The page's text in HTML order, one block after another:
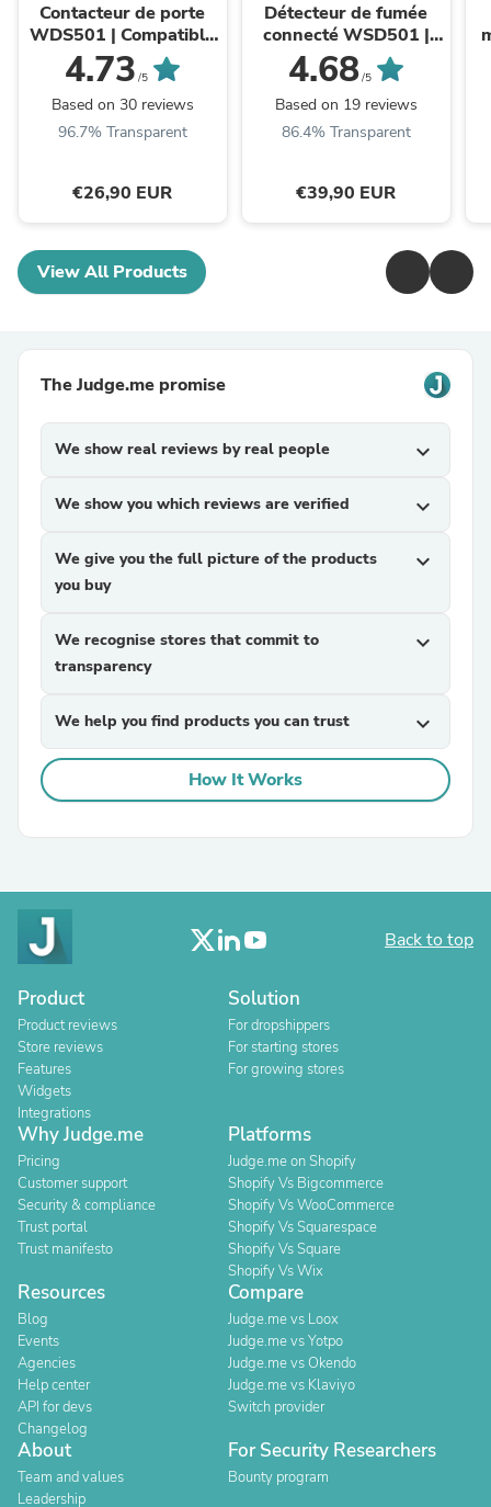
Contacteur de porte
WDS501 | Compatible
Key (SA501)
4.73 /5
Based on 30 reviews
96.7% Transparent
€26,90 EUR
Détecteur de fumée
connecté WSD501 |
Compatible Key & Élite
(SA501 & PA501Z)
4.68/5
Based on 19 reviews
86.4% Transparent
€39,90 EUR
View All Products
The Judge.me promise
We show real reviews by real people expand_more
We show you which reviews are verified expand_more
We give you the full picture of the products
you buy
expand_more
We recognise stores that commit to
transparency
expand_more
We help you find products you can trust expand_more
How It Works
Back to top
Product
Product reviews
Store reviews
Features
Widgets
Integrations
Solution
For dropshippers
For starting stores
For growing stores
Why Judge.me
Pricing
Customer support
Security & compliance
Trust portal
Trust manifesto
Platforms
Judge.me on Shopify
Shopify Vs Bigcommerce
Shopify Vs WooCommerce
Shopify Vs Squarespace
Shopify Vs Square
Shopify Vs Wix
Resources
Blog
Events
Agencies
Help center
API for devs
Changelog
Compare
Judge.me vs Loox
Judge.me vs Yotpo
Judge.me vs Okendo
Judge.me vs Klaviyo
Switch provider
About
Team and values
Leadership
For Security Researchers
Bounty program